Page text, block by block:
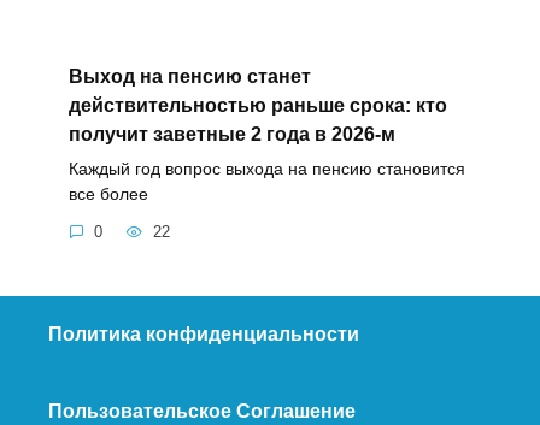
Выход на пенсию станет
действительностью раньше срока: кто
получит заветные 2 года в 2026-м
Каждый год вопрос выхода на пенсию становится
все более
0 22
Политика конфиденциальности
Пользовательское Соглашение